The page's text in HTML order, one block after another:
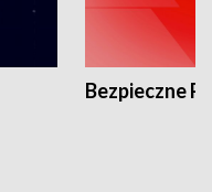
Bezpieczne